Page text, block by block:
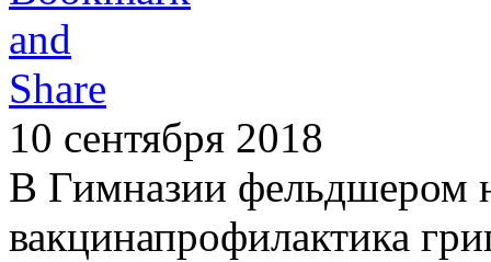
10 сентября 2018
В Гимназии фельдшером
вакцинапрофилактика